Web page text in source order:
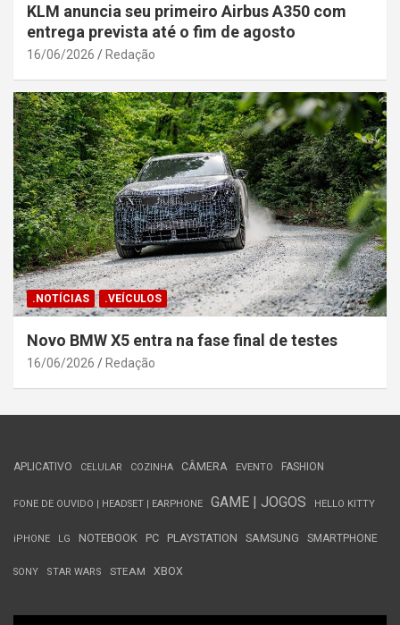
KLM anuncia seu primeiro Airbus A350 com
entrega prevista até o fim de agosto
16/06/2026 Redação
.NOTÍCIAS .VEÍCULOS
Novo BMW X5 entra na fase final de testes
16/06/2026 Redação
APLICATIVO CELULAR COZINHA CÂMERA EVENTO FASHION
FONE DE OUVIDO | HEADSET | EARPHONE GAME | JOGOS HELLO KITTY
iPHONE LG NOTEBOOK PC PLAYSTATION SAMSUNG SMARTPHONE
SONY STAR WARS STEAM XBOX